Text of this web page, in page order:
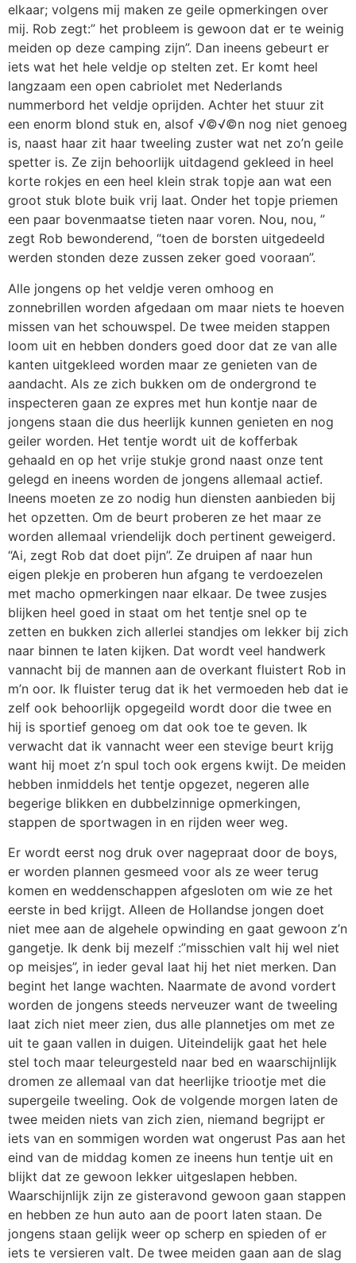
elkaar; volgens mij maken ze geile opmerkingen over
mij. Rob zegt:” het probleem is gewoon dat er te weinig
meiden op deze camping zijn”. Dan ineens gebeurt er
iets wat het hele veldje op stelten zet. Er komt heel
langzaam een open cabriolet met Nederlands
nummerbord het veldje oprijden. Achter het stuur zit
een enorm blond stuk en, alsof √©√©n nog niet genoeg
is, naast haar zit haar tweeling zuster wat net zo’n geile
spetter is. Ze zijn behoorlijk uitdagend gekleed in heel
korte rokjes en een heel klein strak topje aan wat een
groot stuk blote buik vrij laat. Onder het topje priemen
een paar bovenmaatse tieten naar voren. Nou, nou, ”
zegt Rob bewonderend, “toen de borsten uitgedeeld
werden stonden deze zussen zeker goed vooraan”.
Alle jongens op het veldje veren omhoog en
zonnebrillen worden afgedaan om maar niets te hoeven
missen van het schouwspel. De twee meiden stappen
loom uit en hebben donders goed door dat ze van alle
kanten uitgekleed worden maar ze genieten van de
aandacht. Als ze zich bukken om de ondergrond te
inspecteren gaan ze expres met hun kontje naar de
jongens staan die dus heerlijk kunnen genieten en nog
geiler worden. Het tentje wordt uit de kofferbak
gehaald en op het vrije stukje grond naast onze tent
gelegd en ineens worden de jongens allemaal actief.
Ineens moeten ze zo nodig hun diensten aanbieden bij
het opzetten. Om de beurt proberen ze het maar ze
worden allemaal vriendelijk doch pertinent geweigerd.
“Ai, zegt Rob dat doet pijn”. Ze druipen af naar hun
eigen plekje en proberen hun afgang te verdoezelen
met macho opmerkingen naar elkaar. De twee zusjes
blijken heel goed in staat om het tentje snel op te
zetten en bukken zich allerlei standjes om lekker bij zich
naar binnen te laten kijken. Dat wordt veel handwerk
vannacht bij de mannen aan de overkant fluistert Rob in
m’n oor. Ik fluister terug dat ik het vermoeden heb dat ie
zelf ook behoorlijk opgegeild wordt door die twee en
hij is sportief genoeg om dat ook toe te geven. Ik
verwacht dat ik vannacht weer een stevige beurt krijg
want hij moet z’n spul toch ook ergens kwijt. De meiden
hebben inmiddels het tentje opgezet, negeren alle
begerige blikken en dubbelzinnige opmerkingen,
stappen de sportwagen in en rijden weer weg.
Er wordt eerst nog druk over nagepraat door de boys,
er worden plannen gesmeed voor als ze weer terug
komen en weddenschappen afgesloten om wie ze het
eerste in bed krijgt. Alleen de Hollandse jongen doet
niet mee aan de algehele opwinding en gaat gewoon z’n
gangetje. Ik denk bij mezelf :”misschien valt hij wel niet
op meisjes”, in ieder geval laat hij het niet merken. Dan
begint het lange wachten. Naarmate de avond vordert
worden de jongens steeds nerveuzer want de tweeling
laat zich niet meer zien, dus alle plannetjes om met ze
uit te gaan vallen in duigen. Uiteindelijk gaat het hele
stel toch maar teleurgesteld naar bed en waarschijnlijk
dromen ze allemaal van dat heerlijke triootje met die
supergeile tweeling. Ook de volgende morgen laten de
twee meiden niets van zich zien, niemand begrijpt er
iets van en sommigen worden wat ongerust Pas aan het
eind van de middag komen ze ineens hun tentje uit en
blijkt dat ze gewoon lekker uitgeslapen hebben.
Waarschijnlijk zijn ze gisteravond gewoon gaan stappen
en hebben ze hun auto aan de poort laten staan. De
jongens staan gelijk weer op scherp en spieden of er
iets te versieren valt. De twee meiden gaan aan de slag